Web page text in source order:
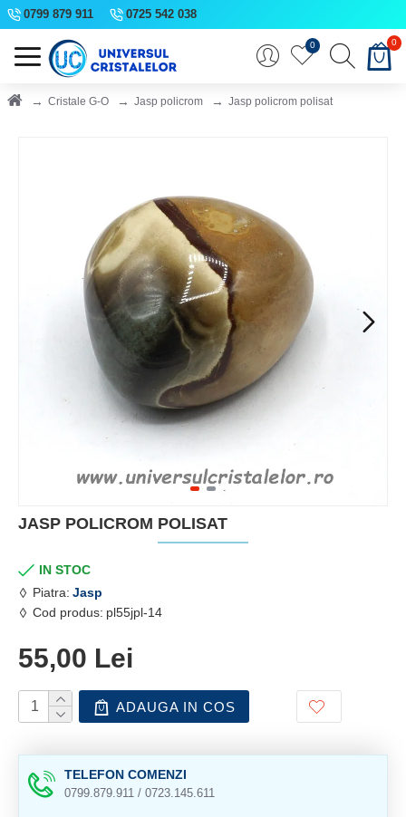
0799 879 911 0725 542 038
0 0
Cristale G-O Jasp policrom Jasp policrom polisat
JASP POLICROM POLISAT
IN STOC
Piatra: Jasp
Cod produs: pl55jpl-14
55,00 Lei
ADAUGA IN COS
TELEFON COMENZI
0799.879.911 / 0723.145.611